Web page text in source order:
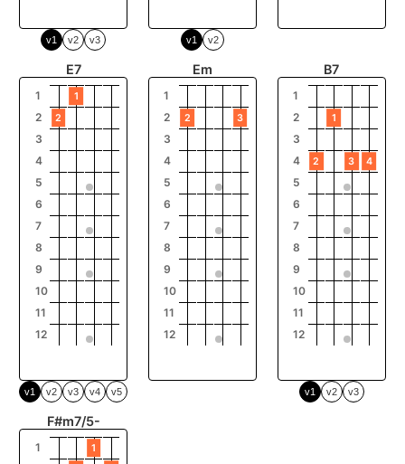
v1 v2 v3 v1 v2
E7
1
2
3
4
5
6
7
8
9
10
11
12
2
1
v1 v2 v3 v4 v5
Em
1
2
3
4
5
6
7
8
9
10
11
12
2 3
B7
1
2
3
4
5
6
7
8
9
10
11
12
2
1
3 4
v1 v2 v3
F#m7/5-
1
1